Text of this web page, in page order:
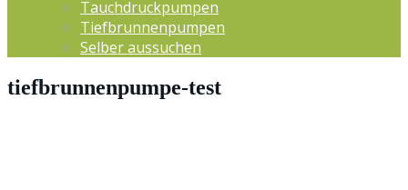
Tauchdruckpumpen
Tiefbrunnenpumpen
Selber aussuchen
tiefbrunnenpumpe-test